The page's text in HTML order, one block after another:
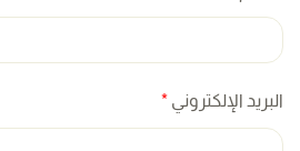
البريد الإلكتروني *